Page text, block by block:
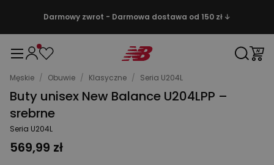
Darmowy zwrot - Darmowa dostawa od 150 zł ↓
Męskie / Obuwie / Klasyczne / Seria U204L
Buty unisex New Balance U204LPP –
srebrne
Seria U204L
569,99 zł